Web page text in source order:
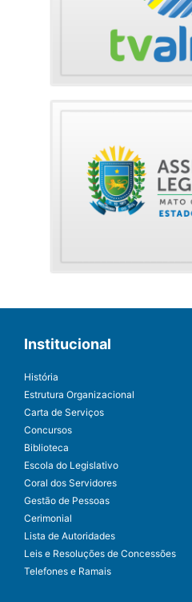
Institucional
História
Estrutura Organizacional
Carta de Serviços
Concursos
Biblioteca
Escola do Legislativo
Coral dos Servidores
Gestão de Pessoas
Cerimonial
Lista de Autoridades
Leis e Resoluções de Concessões
Telefones e Ramais